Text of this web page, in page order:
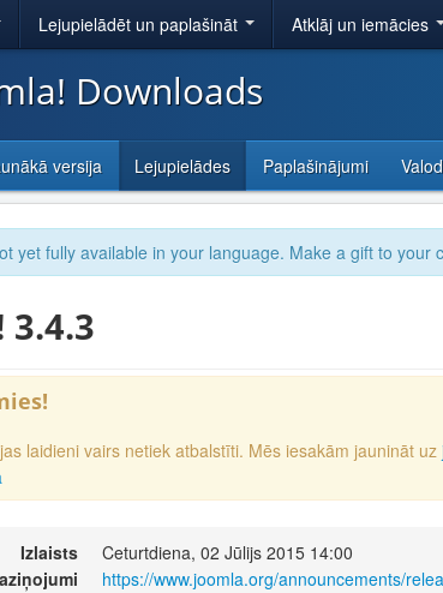
Lejupielādēt un paplašināt Atklāj un iemācies
Downloads
versija Lejupielādes Paplašinājumi
yet fully available in your language. Make a gift to your
3.4.3
laidieni vairs netiek atbalstīti. Mēs iesakām jaunināt uz
Izlaists
Ceturtdiena, 02 Jūlijs 2015 14:00
https://www.joomla.org/announcements/